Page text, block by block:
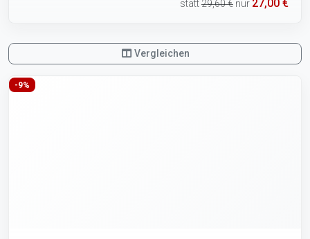
statt29,60 € nur 27,00 €
Vergleichen
-9%